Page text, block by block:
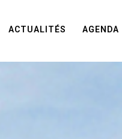
ACTUALITÉS AGENDA